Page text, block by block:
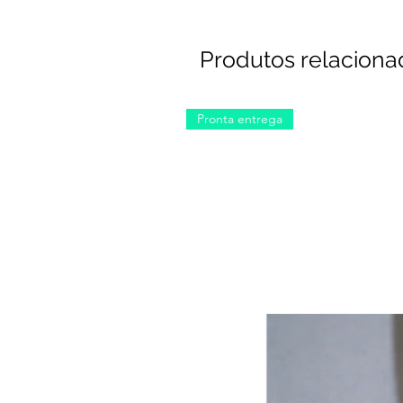
Produtos
Pronta entrega